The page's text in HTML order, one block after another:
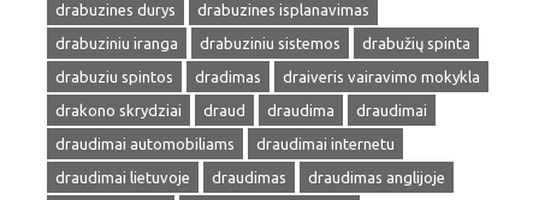
drabuzines durys
drabuzines isplanavimas
drabuziniu iranga
drabuziniu sistemos
drabužių spinta
drabuziu spintos
dradimas
draiveris vairavimo mokykla
drakono skrydziai
draud draudima
draudimai
draudimai automobiliams
draudimai internetu
draudimai lietuvoje
draudimas
draudimas anglijoje